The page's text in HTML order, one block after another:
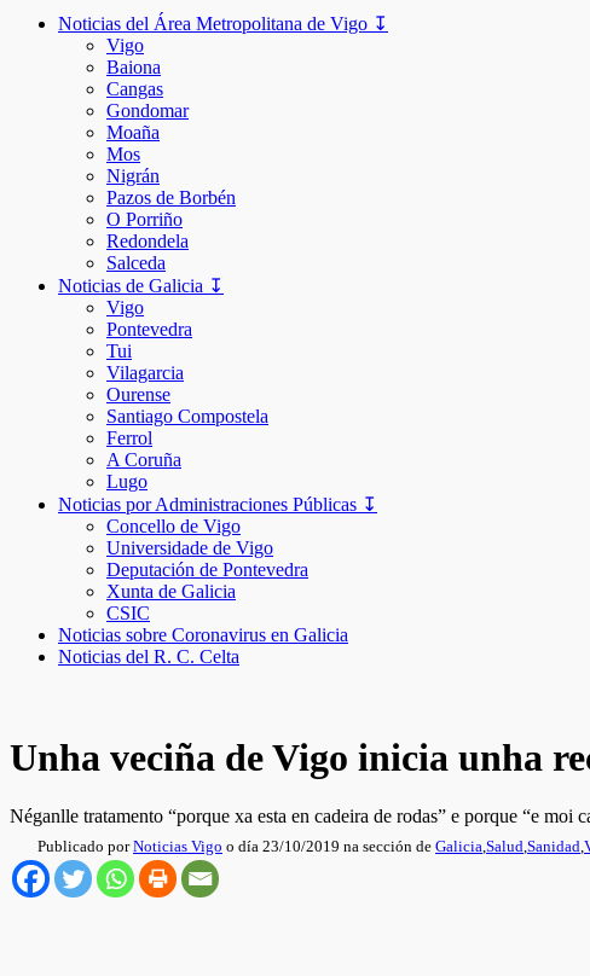
Noticias del Área Metropolitana de Vigo ↧
Vigo
Baiona
Cangas
Gondomar
Moaña
Mos
Nigrán
Pazos de Borbén
O Porriño
Redondela
Salceda
Noticias de Galicia ↧
Vigo
Pontevedra
Tui
Vilagarcia
Ourense
Santiago Compostela
Ferrol
A Coruña
Lugo
Noticias por Administraciones Públicas ↧
Concello de Vigo
Universidade de Vigo
Deputación de Pontevedra
Xunta de Galicia
CSIC
Noticias sobre Coronavirus en Galicia
Noticias del R. C. Celta
Unha veciña de Vigo inicia unha
Néganlle tratamento “porque xa esta en cadeira de rodas” e porque “e moi
Publicado porNoticias Vigo o día 23/10/2019 na sección de Galicia,Salud,Sanidad,